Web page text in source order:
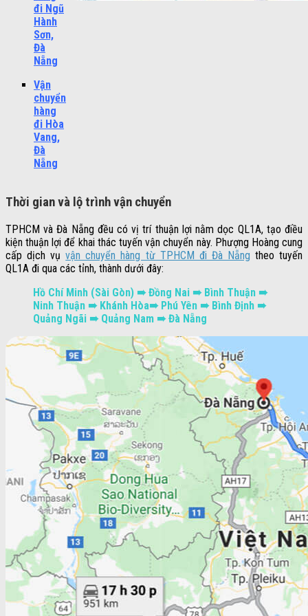
đi Ngũ
Hành
Sơn,
Đà
Nẵng
Vận
chuyển
hàng
đi Hòa
Vang,
Đà
Nẵng
Thời gian và lộ trình vận chuyển
TPHCM và Đà Nẵng đều có vị trí thuận lợi nằm dọc QL1A, tạo điều
kiện thuận lợi để khai thác tuyến vận chuyển này. Phượng Hoàng cung
cấp dịch vụvận chuyển hàng từ TPHCM đi Đà Nẵng theo tuyến
QL1A đi qua các tỉnh, thành dưới đây:
Hồ Chí Minh (Sài Gòn) ➠ Đồng Nai ➠ Bình Thuận ➠
Ninh Thuận ➠ Khánh Hòa➠ Phú Yên ➠ Bình Định ➠
Quảng Ngãi ➠ Quảng Nam ➠ Đà Nẵng